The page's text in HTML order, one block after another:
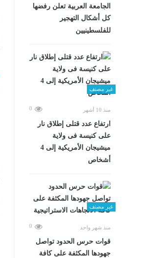
الجامعة العربية تعلن رفضها
كل أشكال التهجير
للفلسطينيين
غير مصنف
منذ 10 أشهر 0
ارتفاع عدد قتلى إطلاق نار
على كنيسة فى ولاية
ميشيجان الأمريكية إلى 4
أشخاص
غير مصنف
منذ شهر واحد 0
قوات حرس الحدود تواصل
جهودها المكثفة على كافة